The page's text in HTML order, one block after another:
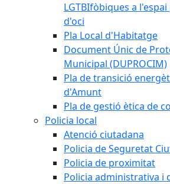
LGTBIfòbiques a
d'oci
Pla Local d'Habitatge
Document Únic de
Municipal (DUPROCIM)
Pla de transició
d'Amunt
Pla de gestió ètica de
Policia local
Atenció ciutadana
Policia de Seguretat
Policia de proximitat
Policia administrativa i